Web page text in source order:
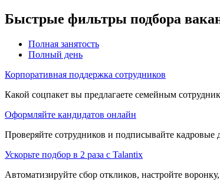
Быстрые фильтры подбора
Полная занятость
Полный день
Корпоративная поддержка сотрудников
Какой соцпакет вы предлагаете семейным
Оформляйте кандидатов онлайн
Проверяйте сотрудников и подписывайте
Ускорьте подбор в 2 раза с Talantix
Автоматизируйте сбор откликов, настройте